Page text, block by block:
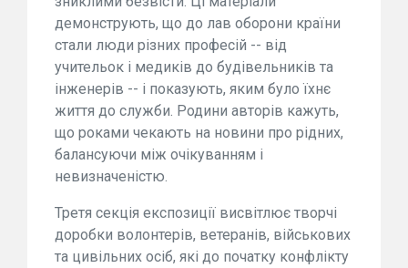
демонструють, що до лав оборони країни
стали люди різних професій -- від
учительок і медиків до будівельників та
інженерів -- і показують, яким було їхнє
життя до служби. Родини авторів кажуть,
що роками чекають на новини про рідних,
балансуючи між очікуванням і
невизначеністю.
Третя секція експозиції висвітлює творчі
доробки волонтерів, ветеранів, військових
та цивільних осіб, які до початку конфлікту